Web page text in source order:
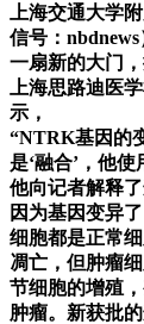
上海交通大学
信号：
一扇新的大门
上海思路迪医
示，
“NTRK基因的
是‘融合’，他
他向记者解释
因为基因变异
细胞都是正常
凋亡，但肿瘤
节细胞的增殖
肿瘤。新获批